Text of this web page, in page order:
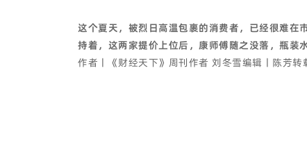
这个夏天，被烈日高温包裹的消费者，已经很难在
持着，这两家提价上位后，康师傅随之没落，瓶装
作者丨《财经天下》周刊作者 刘冬雪编辑丨陈芳